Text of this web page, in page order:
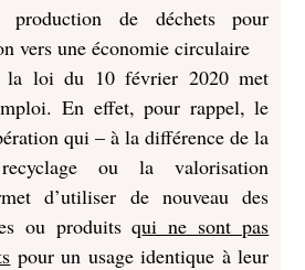
de déchets pour
vers une économie circulaire
la loi du 10 février 2020 met
En effet, pour rappel, le
qui – à la différence de la
ou la valorisation
d’utiliser de nouveau des
ou produits qui ne sont pas
pour un usage identique à leur